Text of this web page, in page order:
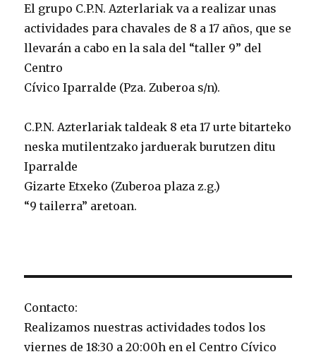
El grupo C.P.N. Azterlariak va a realizar unas
actividades para chavales de 8 a 17 años, que se
llevarán a cabo en la sala del “taller 9” del
Centro
Cívico Iparralde (Pza. Zuberoa s/n).
C.P.N. Azterlariak taldeak 8 eta 17 urte bitarteko
neska mutilentzako jarduerak burutzen ditu
Iparralde
Gizarte Etxeko (Zuberoa plaza z.g.)
“9 tailerra” aretoan.
Contacto:
Realizamos nuestras actividades todos los
viernes de 18:30 a 20:00h en el Centro Cívico